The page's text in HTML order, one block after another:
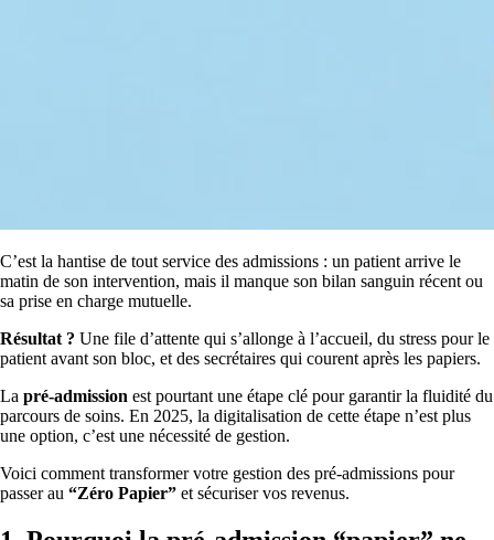
C’est la hantise de tout service des admissions : un patient arrive le
matin de son intervention, mais il manque son bilan sanguin récent ou
sa prise en charge mutuelle.
Résultat ? Une file d’attente qui s’allonge à l’accueil, du stress pour le
patient avant son bloc, et des secrétaires qui courent après les papiers.
La pré-admission est pourtant une étape clé pour garantir la fluidité du
parcours de soins. En 2025, la digitalisation de cette étape n’est plus
une option, c’est une nécessité de gestion.
Voici comment transformer votre gestion des pré-admissions pour
passer au “Zéro Papier” et sécuriser vos revenus.